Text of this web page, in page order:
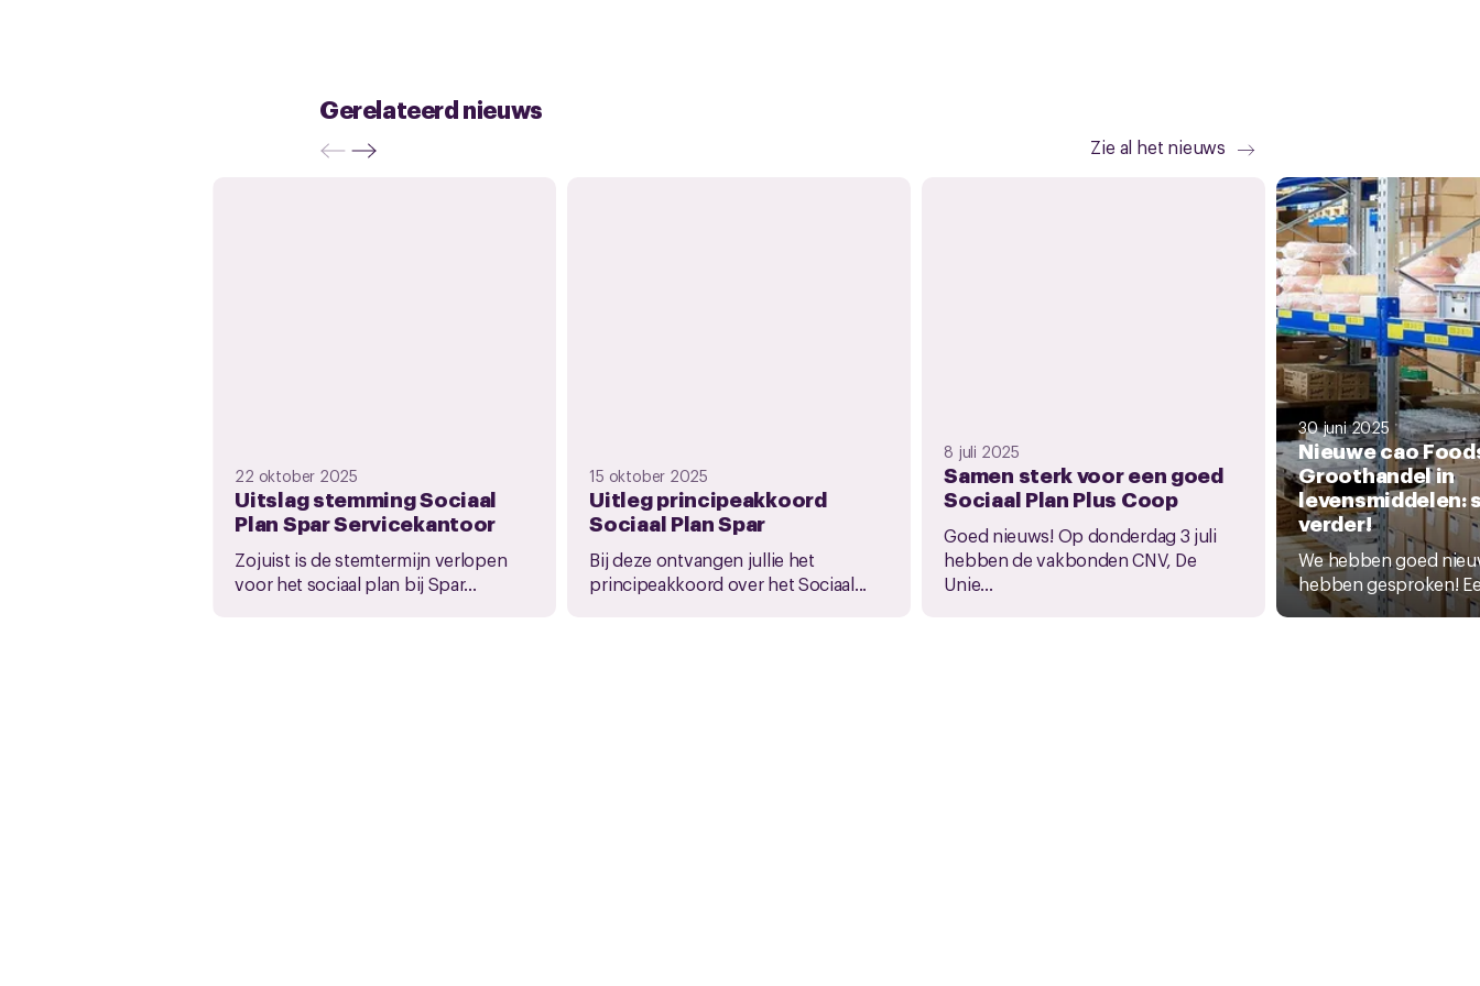
Gerelateerd nieuws
Zie al het nieuws
22 oktober 2025
Uitslag stemming Sociaal
Plan Spar Servicekantoor
Zojuist is de stemtermijn verlopen
voor het sociaal plan bij Spar...
15 oktober 2025
Uitleg principeakkoord
Sociaal Plan Spar
Bij deze ontvangen jullie het
principeakkoord over het Sociaal...
8 juli 2025
Samen sterk voor een goed
Sociaal Plan Plus Coop
Goed nieuws! Op donderdag 3 juli
hebben de vakbonden CNV, De
Unie...
30 juni 2025
Nieuwe cao
Groothandel in
levensmiddelen:
verder!
We hebben goed
hebben gesproken!